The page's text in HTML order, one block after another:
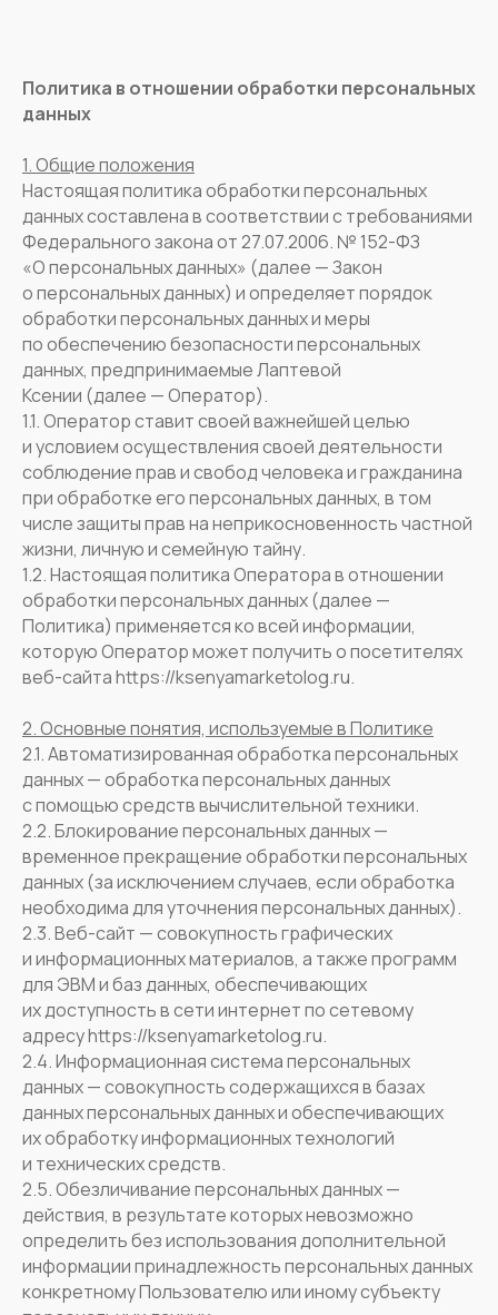
Политика в отношении обработки персональных
данных
1. Общие положения
Настоящая политика обработки персональных
данных составлена в соответствии с требованиями
Федерального закона от 27.07.2006. № 152-ФЗ
«О персональных данных» (далее — Закон
о персональных данных) и определяет порядок
обработки персональных данных и меры
по обеспечению безопасности персональных
данных, предпринимаемые Лаптевой
Ксении (далее — Оператор).
1.1. Оператор ставит своей важнейшей целью
и условием осуществления своей деятельности
соблюдение прав и свобод человека и гражданина
при обработке его персональных данных, в том
числе защиты прав на неприкосновенность частной
жизни, личную и семейную тайну.
1.2. Настоящая политика Оператора в отношении
обработки персональных данных (далее —
Политика) применяется ко всей информации,
которую Оператор может получить о посетителях
веб-сайта https://ksenyamarketolog.ru.
2. Основные понятия, используемые в Политике
2.1. Автоматизированная обработка персональных
данных — обработка персональных данных
с помощью средств вычислительной техники.
2.2. Блокирование персональных данных —
временное прекращение обработки персональных
данных (за исключением случаев, если обработка
необходима для уточнения персональных данных).
2.3. Веб-сайт — совокупность графических
и информационных материалов, а также программ
для ЭВМ и баз данных, обеспечивающих
их доступность в сети интернет по сетевому
адресу https://ksenyamarketolog.ru.
2.4. Информационная система персональных
данных — совокупность содержащихся в базах
данных персональных данных и обеспечивающих
их обработку информационных технологий
и технических средств.
2.5. Обезличивание персональных данных —
действия, в результате которых невозможно
определить без использования дополнительной
информации принадлежность персональных данных
конкретному Пользователю или иному субъекту